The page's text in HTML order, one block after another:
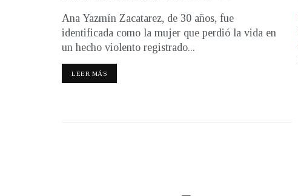
Ana Yazmín Zacatarez, de 30 años, fue
identificada como la mujer que perdió la vida en
un hecho violento registrado...
LEER MÁS